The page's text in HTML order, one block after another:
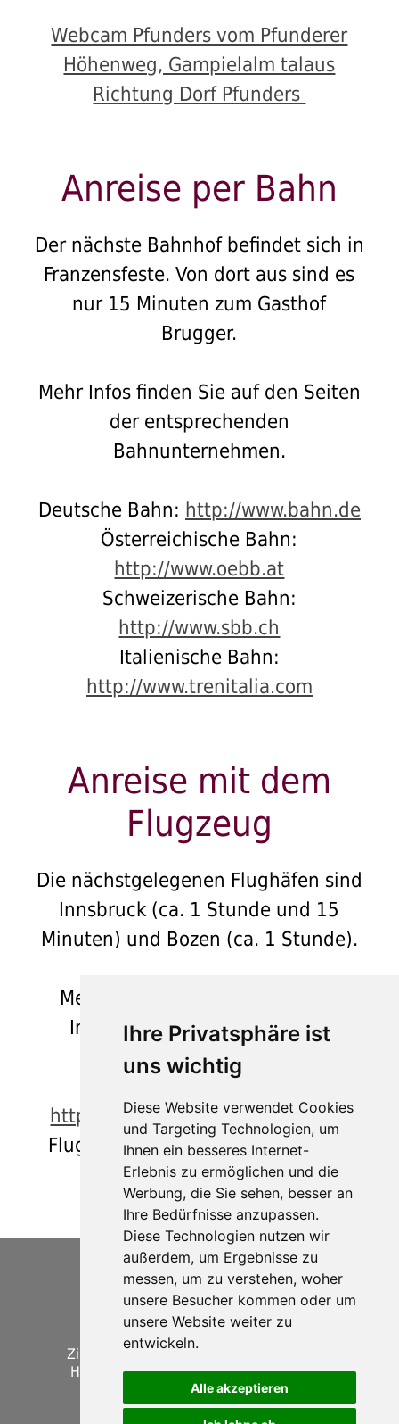
Ihre Privatsphäre ist
uns wichtig
Diese Website verwendet Cookies
und Targeting Technologien, um
Ihnen ein besseres Internet-
Erlebnis zu ermöglichen und die
Werbung, die Sie sehen, besser an
Ihre Bedürfnisse anzupassen.
Diese Technologien nutzen wir
außerdem, um Ergebnisse zu
messen, um zu verstehen, woher
unsere Besucher kommen oder um
unsere Website weiter zu
entwickeln.
Alle akzeptieren
Webcam Pfunders vom Pfunderer
Höhenweg, Gampielalm talaus
Richtung Dorf Pfunders
Anreise per Bahn
Der nächste Bahnhof befindet sich in
Franzensfeste. Von dort aus sind es
nur 15 Minuten zum Gasthof
Brugger.
Mehr Infos finden Sie auf den Seiten
der entsprechenden
Bahnunternehmen.
Deutsche Bahn: http://www.bahn.de
Österreichische Bahn:
http://www.oebb.at
Schweizerische Bahn:
http://www.sbb.ch
Italienische Bahn:
http://www.trenitalia.com
Anreise mit dem
Flugzeug
Die nächstgelegenen Flughäfen sind
Innsbruck (ca. 1 Stunde und 15
Minuten) und Bozen (ca. 1 Stunde).
Mehr Details finden Sie auf den
Internetseiten der Flughäfen.
Flughafen Innsbruck:
http://www.innsbruck-airport.com
Flughafen Bozen:http://www.abd-
airport.it
Gasthof Brugger
Weissteiner Kg • 39030 Pfunders •
Lärchstraße 12 • Pustertal • Südtirol
Tel. + Fax 0039 0472 549 155
info@gasthof-brugger.com
Zimmer mit Frühstück, B&B, Zimmer mit
Halbpension, Hotel, Gasthof, Gasthaus,
Unterkunft
CIN: IT021110A1FR66LUG7